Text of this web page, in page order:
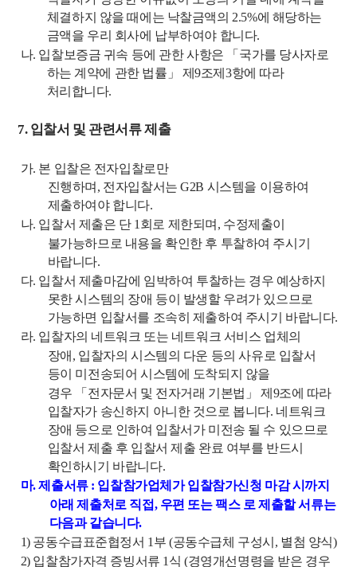
체결하지 않을 때에는 낙찰금액의 2.5%에 해당하는
금액을 우리 회사에 납부하여야 합니다.
나. 입찰보증금 귀속 등에 관한 사항은 「 국가를 당사자로
하는 계약에 관한 법률 」 제9조제3항에 따라
처리합니다.
7. 입찰서 및 관련서류 제출
가. 본 입찰은 전자입찰로만
진행하며 , 전자입찰서는G2B 시스템을 이용하여
제출하여야 합니다.
나. 입찰서 제출은 단 1 회로 제한되며 , 수정제출이
불가능하므로 내용을 확인한 후 투찰하여 주시기
바랍니다.
다. 입찰서 제출마감에 임박하여 투찰하는 경우 예상하지
못한 시스템의 장애 등이 발생할 우려가 있으므로
가능하면 입찰서를 조속히 제출하여 주시기 바랍니다.
라. 입찰자의 네트워크 또는 네트워크 서비스 업체의
장애 , 입찰자의 시스템의 다운 등의 사유로 입찰서
등이 미전송되어 시스템에 도착되지 않을
경우
「 전자문서 및 전자거래 기본법 」 제 9조에 따라
입찰자가 송신하지 아니한 것으로 봅니다. 네트워크
장애 등으로 인하여 입찰서가 미전송 될 수 있으므로
입찰서제출 후 입찰서 제출 완료 여부를 반드시
확인하시기 바랍니다.
마.제출서류 : 입찰참가업체가 입찰참가신청 마감 시까지
아래 제출처로 직접, 우편 또는 팩스 로제출할 서류는
다음과 같습니다.
1) 공동수급표준협정서 1 부 (공동수급체 구성시 , 별첨 양식)
2) 입찰참가자격 증빙서류 1 식(경영개선명령을 받은 경우